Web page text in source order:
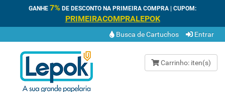
GANHE 7% DE DESCONTO NA PRIMEIRA COMPRA | CUPOM:
PRIMEIRACOMPRALEPOK
Busca de Cartuchos Entrar
Carrinho: iten(s)